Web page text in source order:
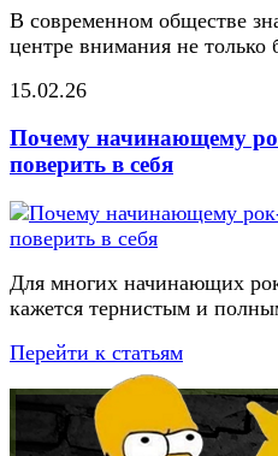
В современном обществе
центре внимания не только
15.02.26
Почему начинающему
поверить в себя
Для многих начинающих
кажется тернистым и
Перейти к статьям